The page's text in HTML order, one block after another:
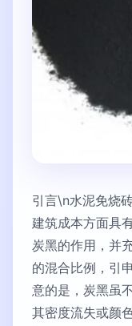
引言\n水泥免烧
建筑成本方面具
炭黑的作用，并
的混合比例，引
意的是，炭黑虽
其密度流失或颜